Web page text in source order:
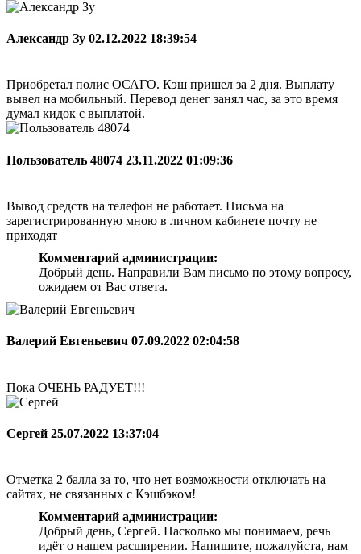
Александр Зу 02.12.2022 18:39:54
Приобретал полис ОСАГО. Кэш пришел за 2 дня. Выплату
вывел на мобильный. Перевод денег занял час, за это время
думал кидок с выплатой.
Пользователь 48074 23.11.2022 01:09:36
Вывод средств на телефон не работает. Письма на
зарегистрированную мною в личном кабинете почту не
приходят
Комментарий администрации:
Добрый день. Направили Вам письмо по этому вопросу,
ожидаем от Вас ответа.
Валерий Евгеньевич 07.09.2022 02:04:58
Пока ОЧЕНЬ РАДУЕТ!!!
Сергей 25.07.2022 13:37:04
Отметка 2 балла за то, что нет возможности отключать на
сайтах, не связанных с Кэшбэком!
Комментарий администрации:
Добрый день, Сергей. Насколько мы понимаем, речь
идёт о нашем расширении. Напишите, пожалуйста, нам